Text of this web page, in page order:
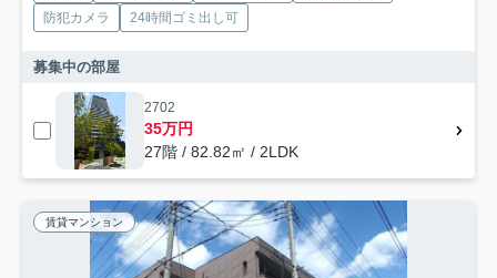
防犯カメラ
24時間ゴミ出し可
募集中の部屋
2702
35万円
27階 / 82.82㎡ / 2LDK
賃貸マンション